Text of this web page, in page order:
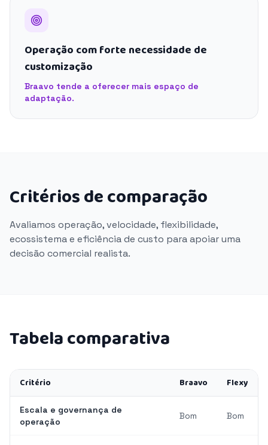
Operação com forte necessidade de
customização
Braavo tende a oferecer mais espaço de
adaptação.
Critérios de comparação
Avaliamos operação, velocidade, flexibilidade,
ecossistema e eficiência de custo para apoiar uma
decisão comercial realista.
Tabela comparativa
Critério Braavo Flexy
Escala e governança de
operação
Bom Bom